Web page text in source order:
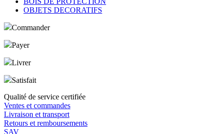
OBJETS DECORATIFS
Commander
Payer
Livrer
Satisfait
Qualité de service certifiée
Ventes et commandes
Livraison et transport
Retours et remboursements
SAV